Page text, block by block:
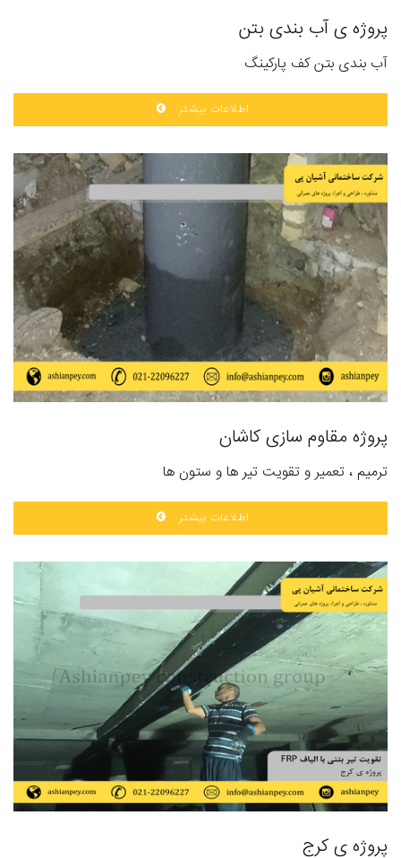
پروژه ی آب بندی بتن
آب بندی بتن کف پارکینگ
اطلاعات بیشتر
پروژه مقاوم سازی کاشان
ترمیم ، تعمیر و تقویت تیر ها و ستون ها
اطلاعات بیشتر
پروژه ی کرج